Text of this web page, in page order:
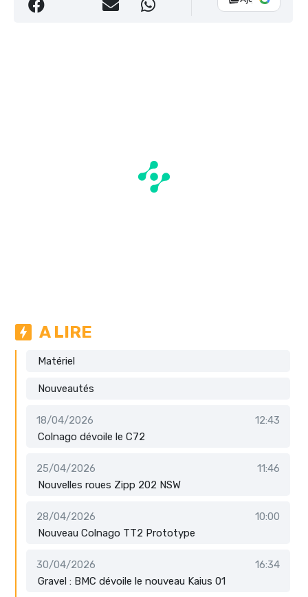
A LIRE
Matériel
Nouveautés
18/04/2026
12:43
Colnago dévoile le C72
25/04/2026
11:46
Nouvelles roues Zipp 202 NSW
28/04/2026
10:00
Nouveau Colnago TT2 Prototype
30/04/2026
16:34
Gravel : BMC dévoile le nouveau Kaius 01